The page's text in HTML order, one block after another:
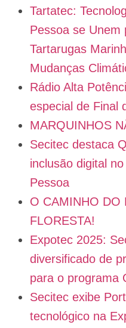
Tartatec:
Pessoa se Unem
Tartarugas
Mudanças
Rádio Alta
especial de Final
MARQUINHOS
Secitec destaca
inclusão digital
Pessoa
O CAMINHO DO
FLORESTA!
Expotec 2025:
diversificado de
para o programa
Secitec exibe
tecnológico na